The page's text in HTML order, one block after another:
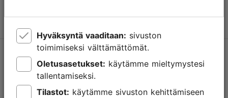
Tallinnassa tapahtuu
Saa tietoa tulevista tapahtumista, uusista nähtävyyksistä,
erikoistarjouksista ja paljosta muusta.
Hyväksyntä vaaditaan:
toimimiseksi välttämättömät.
Oletusasetukset:
tallentamiseksi.
Tilastot: